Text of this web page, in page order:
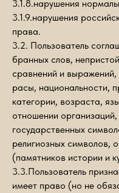
3.1.8.нарушения
3.1.9.нарушения
права.
3.2. Пользователь
бранных слов,
сравнений и
расы, национальности,
категории, возраста,
отношении
государственных
религиозных символов,
(памятников истории и
3.3.Пользователь
имеет право (но не